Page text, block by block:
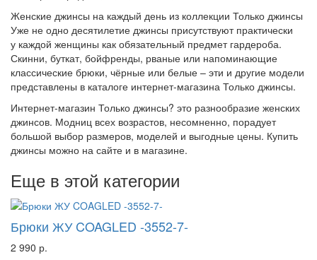
Женские джинсы на каждый день из коллекции Только джинсы
Уже не одно десятилетие джинсы присутствуют практически
у каждой женщины как обязательный предмет гардероба.
Скинни, буткат, бойфренды, рваные или напоминающие
классические брюки, чёрные или белые – эти и другие модели
представлены в каталоге интернет-магазина Только джинсы.
Интернет-магазин Только джинсы? это разнообразие женских
джинсов. Модниц всех возрастов, несомненно, порадует
большой выбор размеров, моделей и выгодные цены. Купить
джинсы можно на сайте и в магазине.
Еще в этой категории
Брюки ЖУ COAGLED -3552-7-
2 990 р.